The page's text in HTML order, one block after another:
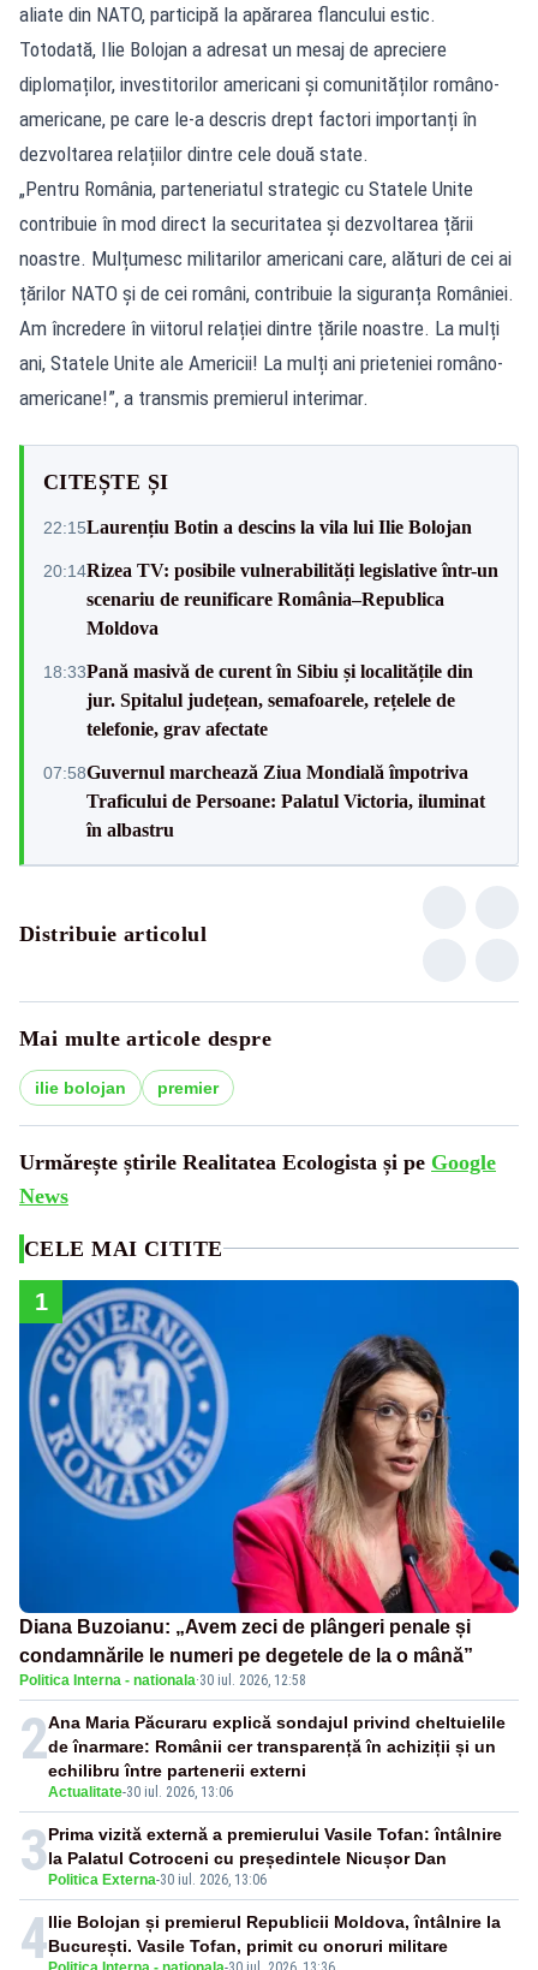
aliate din NATO, participă la apărarea flancului estic.
Totodată, Ilie Bolojan a adresat un mesaj de apreciere
diplomaților, investitorilor americani și comunităților româno-
americane, pe care le-a descris drept factori importanți în
dezvoltarea relațiilor dintre cele două state.
„Pentru România, parteneriatul strategic cu Statele Unite
contribuie în mod direct la securitatea și dezvoltarea țării
noastre. Mulțumesc militarilor americani care, alături de cei ai
țărilor NATO și de cei români, contribuie la siguranța României.
Am încredere în viitorul relației dintre țările noastre. La mulți
ani, Statele Unite ale Americii! La mulți ani prieteniei româno-
americane!”, a transmis premierul interimar.
CITEȘTE ȘI
22:15Laurențiu Botin a descins la vila lui Ilie Bolojan
20:14Rizea TV: posibile vulnerabilități legislative într-un
scenariu de reunificare România–Republica
Moldova
18:33Pană masivă de curent în Sibiu și localitățile din
jur. Spitalul județean, semafoarele, rețelele de
telefonie, grav afectate
07:58Guvernul marchează Ziua Mondială împotriva
Traficului de Persoane: Palatul Victoria, iluminat
în albastru
Distribuie articolul
Mai multe articole despre
ilie bolojan premier
Urmărește știrile Realitatea Ecologista și pe Google
News
CELE MAI CITITE
1
Diana Buzoianu: „Avem zeci de plângeri penale și
condamnările le numeri pe degetele de la o mână”
Politica Interna - nationala·30 iul. 2026, 12:58
2
Actualitate-30 iul. 2026, 13:06
Ana Maria Păcuraru explică sondajul privind cheltuielile
de înarmare: Românii cer transparență în achiziții și un
echilibru între partenerii externi
3 Politica Externa-30 iul. 2026, 13:06
Prima vizită externă a premierului Vasile Tofan: întâlnire
la Palatul Cotroceni cu președintele Nicușor Dan
4Ilie Bolojan și premierul Republicii Moldova, întâlnire la
București. Vasile Tofan, primit cu onoruri militare